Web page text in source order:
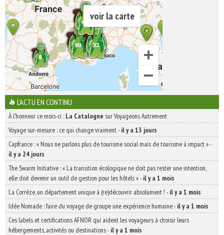
voir la carte
L'ACTU EN CONTINU
À l'honneur ce mois-ci : La Catalogne sur Voyageons Autrement
Voyage sur-mesure : ce qui change vraiment-il y a 13 jours
Capfrance : « Nous ne parlons plus de tourisme social mais de tourisme à impact »-
il y a 24 jours
The Swarm Initiative : « La transition écologique ne doit pas rester une intention,
elle doit devenir un outil de gestion pour les hôtels »-il y a 1 mois
La Corrèze, un département unique à (re)découvrir absolument ! -il y a 1 mois
Idée Nomade : faire du voyage de groupe une expérience humaine-il y a 1 mois
Ces labels et certifications AFNOR qui aident les voyageurs à choisir leurs
hébergements, activités ou destinations-il y a 1 mois